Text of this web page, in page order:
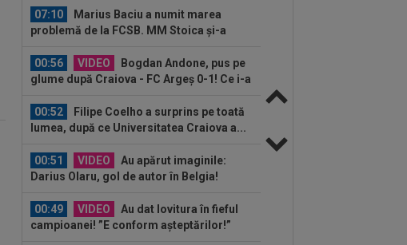
07:10
Marius Baciu a numit marea
problemă de la FCSB. MM Stoica și-a
00:56
VIDEO
Bogdan Andone, pus pe
glume după Craiova - FC Argeș 0-1! Ce i-a
00:52
Filipe Coelho a surprins pe toată
lumea, după ce Universitatea Craiova a...
00:51 VIDEO
Au apărut imaginile:
Darius Olaru, gol de autor în Belgia!
00:49
VIDEO
Au dat lovitura în fieful
campioanei! ”E conform așteptărilor!”